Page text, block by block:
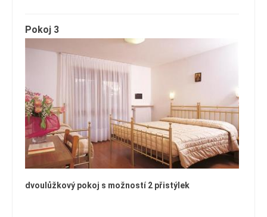
Pokoj 3
dvoulůžkový pokoj s možností 2 přistýlek